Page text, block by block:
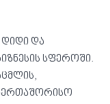
დიდი და
სფეროში.